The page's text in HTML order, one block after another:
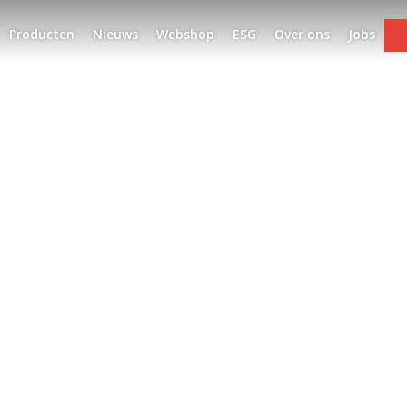
Producten Nieuws Webshop ESG Over ons Jobs